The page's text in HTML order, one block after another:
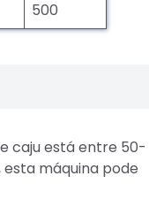
500
caju está entre 50-
esta máquina pode